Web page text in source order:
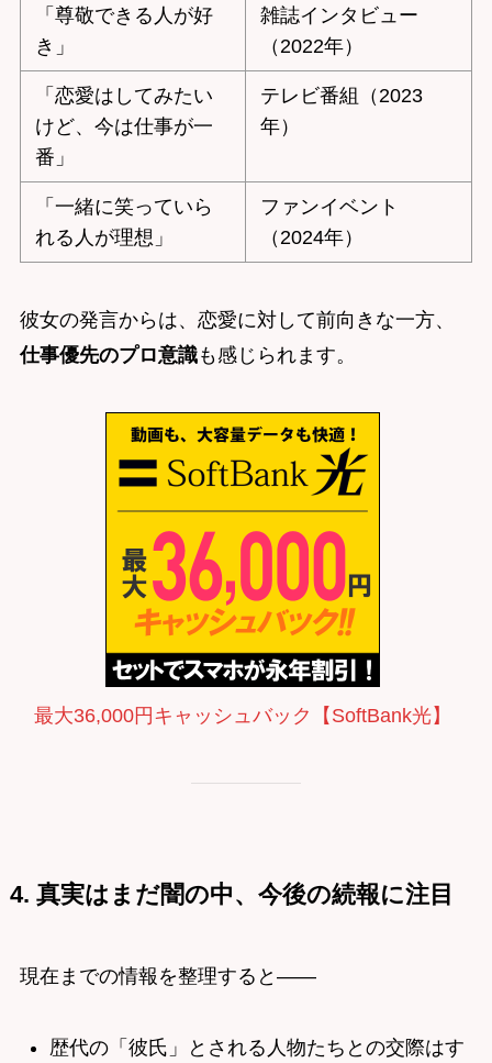
「尊敬できる人が好
き」
雑誌インタビュー
（2022年）
「恋愛はしてみたい
けど、今は仕事が一
番」
テレビ番組（2023
年）
「一緒に笑っていら
れる人が理想」
ファンイベント
（2024年）
彼女の発言からは、恋愛に対して前向きな一方、
仕事優先のプロ意識も感じられます。
最大36,000円キャッシュバック【SoftBank光】
4. 真実はまだ闇の中、今後の続報に注目
現在までの情報を整理すると――
歴代の「彼氏」とされる人物たちとの交際はす